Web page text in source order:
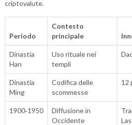
criptovalute.
Periodo
Contesto
principale
Dinastia
Han
Uso rituale nei
templi
Dinastia
Ming
Codifica delle
scommesse
12
1900‑1950
Diffusione in
Occidente